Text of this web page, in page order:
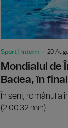
Sport | intern 20
Mondialul de
Badea, în
În serii, românul a
(2:00.32 min).